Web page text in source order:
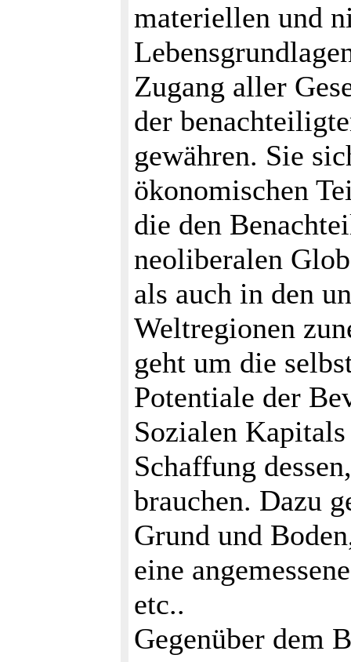
materiellen und
Zugang aller
der
gewähren. Sie
ökonomischen
die den
neoliberalen
als auch in den
Weltregionen
geht um die
Potentiale der
Sozialen
Schaffung
brauchen. Dazu
Grund und
eine
etc..
Gegenüber dem